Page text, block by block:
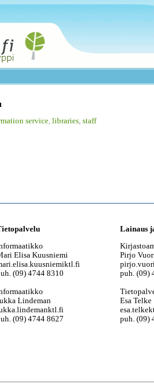
service libraries staff
Elisa Kuusniemi
ktl.fi
(09) 4744 8310
Lindeman
ktl.fi
(09) 4744 8627
Lainaus
Pirjo
puh. (09)
Esa Telke
esa.telke
puh. (09)